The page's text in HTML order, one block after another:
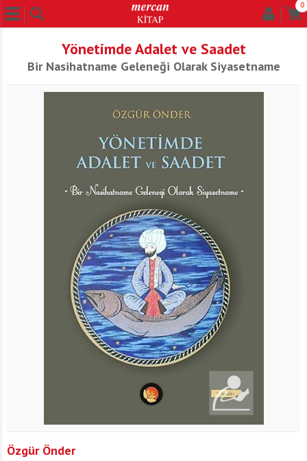
0
Yönetimde Adalet ve Saadet
Bir Nasihatname Geleneği Olarak Siyasetname
Özgür Önder